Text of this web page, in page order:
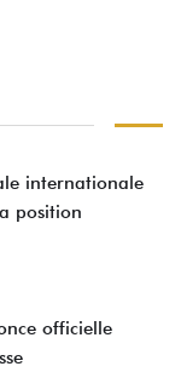
internationale
position
officielle